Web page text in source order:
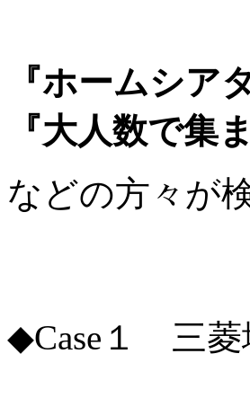
『ホームシア
『大人数で集
などの方々が
◆Case１ 三菱